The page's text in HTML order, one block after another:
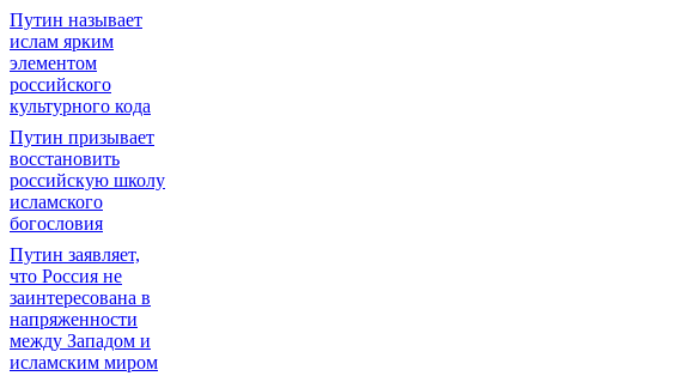
Путин называет
ислам ярким
элементом
российского
культурного кода
Путин призывает
восстановить
российскую школу
исламского
богословия
Путин заявляет,
что Россия не
заинтересована в
напряженности
между Западом и
исламским миром